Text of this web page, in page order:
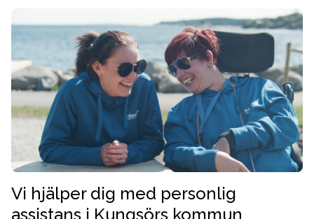
Vi hjälper dig med personlig
assistans i Kungsörs kommun